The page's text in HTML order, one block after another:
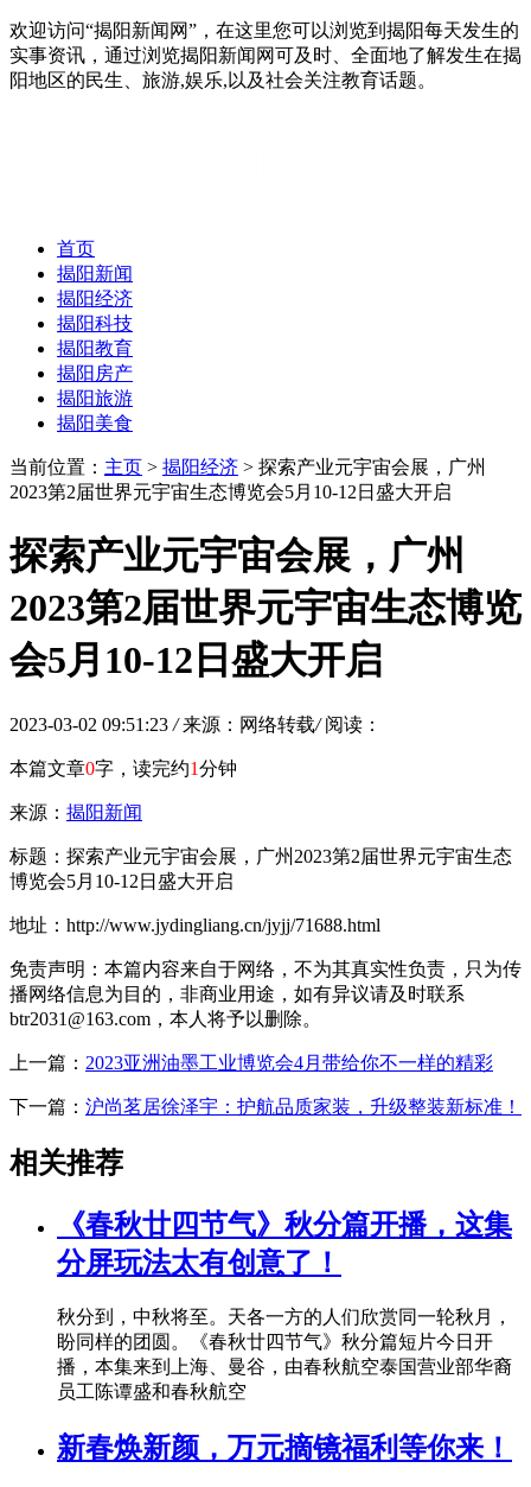
欢迎访问“揭阳新闻网”，在这里您可以浏览到揭阳每天发生的
实事资讯，通过浏览揭阳新闻网可及时、全面地了解发生在揭
阳地区的民生、旅游,娱乐,以及社会关注教育话题。
首页
揭阳新闻
揭阳经济
揭阳科技
揭阳教育
揭阳房产
揭阳旅游
揭阳美食
当前位置： 主页 > 揭阳经济 > 探索产业元宇宙会展，广州
2023第2届世界元宇宙生态博览会5月10-12日盛大开启
探索产业元宇宙会展，广州
2023第2届世界元宇宙生态博览
会5月10-12日盛大开启
2023-03-02 09:51:23 / 来源：网络转载/ 阅读：
本篇文章0字，读完约1分钟
来源： 揭阳新闻
标题：探索产业元宇宙会展，广州2023第2届世界元宇宙生态
博览会5月10-12日盛大开启
地址：http://www.jydingliang.cn/jyjj/71688.html
免责声明：本篇内容来自于网络，不为其真实性负责，只为传
播网络信息为目的，非商业用途，如有异议请及时联系
btr2031@163.com，本人将予以删除。
上一篇： 2023亚洲油墨工业博览会4月带给你不一样的精彩
下一篇： 沪尚茗居徐泽宇：护航品质家装，升级整装新标准！
相关推荐
《春秋廿四节气》秋分篇开播，这集
分屏玩法太有创意了！
秋分到，中秋将至。天各一方的人们欣赏同一轮秋月，
盼同样的团圆。《春秋廿四节气》秋分篇短片今日开
播，本集来到上海、曼谷，由春秋航空泰国营业部华裔
员工陈谭盛和春秋航空
新春焕新颜，万元摘镜福利等你来！